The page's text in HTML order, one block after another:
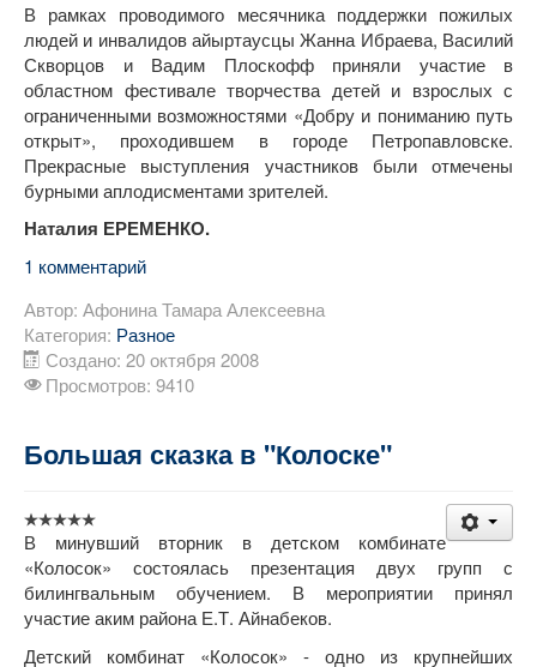
В рамках проводимого месячника поддержки пожилых
людей и инвалидов айыртаусцы Жанна Ибраева, Василий
Скворцов и Вадим Плоскофф приняли участие в
областном фестивале творчества детей и взрослых с
ограниченными возможностями «Добру и пониманию путь
открыт», проходившем в городе Петропавловске.
Прекрасные выступления участников были отмечены
бурными аплодисментами зрителей.
Наталия ЕРЕМЕНКО.
1 комментарий
Автор: Афонина Тамара Алексеевна
Категория: Разное
Создано: 20 октября 2008
Просмотров: 9410
Большая сказка в "Колоске"
В минувший вторник в детском комбинате
«Колосок» состоялась презентация двух групп с
билингвальным обучением. В мероприятии принял
участие аким района Е.Т. Айнабеков.
Детский комбинат «Колосок» - одно из крупнейших